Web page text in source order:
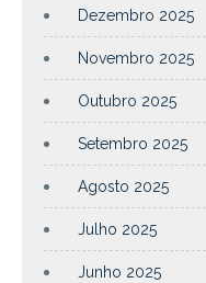
Dezembro 2025
Novembro 2025
Outubro 2025
Setembro 2025
Agosto 2025
Julho 2025
Junho 2025